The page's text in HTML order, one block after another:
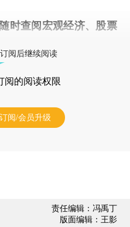
随时查阅宏观经济、股票
阅后继续阅读
阅的阅读权限
订阅/会员升级
责任编辑：冯禹丁
版面编辑：王影